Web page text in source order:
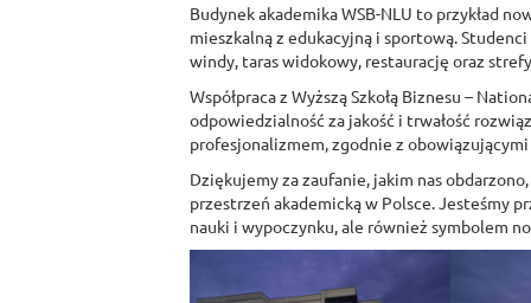
Budynek akademika WSB-NLU to przykład
mieszkalną z edukacyjną i sportową.
windy, taras widokowy, restaurację oraz
Współpraca z Wyższą Szkołą Biznesu –
odpowiedzialność za jakość i trwałość
profesjonalizmem, zgodnie z
Dziękujemy za zaufanie, jakim nas
przestrzeń akademicką w Polsce. Jesteśmy
nauki i wypoczynku, ale również symbolem